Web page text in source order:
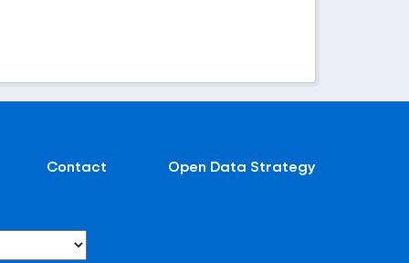
Contact Open Data Strategy